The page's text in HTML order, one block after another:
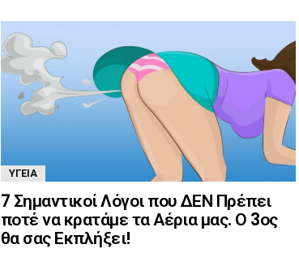
ΥΓΕΊΑ
7 Σημαντικοί Λόγοι που ΔΕΝ Πρέπει
ποτέ να κρατάμε τα Αέρια μας. Ο 3ος
θα σας Εκπλήξει!